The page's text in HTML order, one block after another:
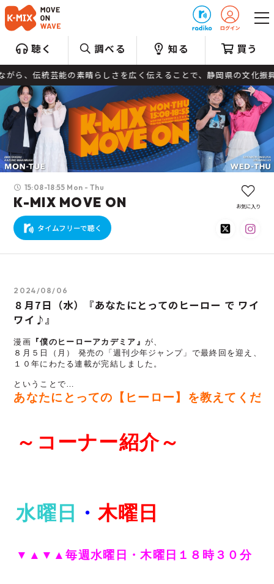
聴く 調べる 知る 買う
芸能の素晴らしさを広く伝えることで、静岡県の文化振興と地元
15:08-18:55 Mon - Thu
K-MIX MOVE ON
タイムフリーで聴く
お気に入り
2024/08/06
８月7日（水）『あなたにとってのヒーロー で ワイ
ワイ♪』
漫画 『僕のヒーローアカデミア』 が、
８月５日（月） 発売の「週刊少年ジャンプ」で最終回を迎え、
１０年にわたる連載が完結しました。
あなたにとっての【ヒーロー】を教えてくだ
～コーナー紹介～
水曜日 ・ 木曜日
▼▲▼▲毎週水曜日・木曜日１８時３０分